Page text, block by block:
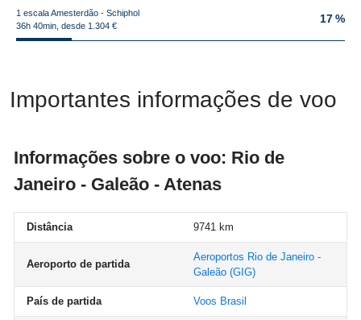
1 escala Amesterdão - Schiphol
36h 40min, desde 1.304 €
17 %
Importantes informações de voo
Informações sobre o voo: Rio de
Janeiro - Galeão - Atenas
Distância 9741 km
Aeroporto de partida
Aeroportos Rio de Janeiro -
Galeão (GIG)
País de partida Voos Brasil